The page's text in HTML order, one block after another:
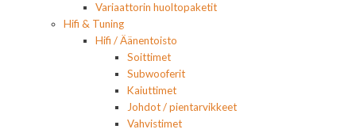
Variaattorin huoltopaketit
Hifi & Tuning
Hifi / Äänentoisto
Soittimet
Subwooferit
Kaiuttimet
Johdot / pientarvikkeet
Vahvistimet